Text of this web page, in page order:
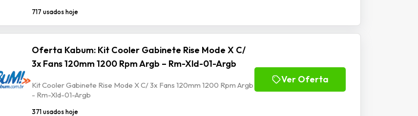
717 usados hoje
Oferta Kabum: Kit Cooler Gabinete Rise Mode X C/
3x Fans 120mm 1200 Rpm Argb – Rm-Xld-01-Argb
Kit Cooler Gabinete Rise Mode X C/ 3x Fans 120mm 1200 Rpm Argb
- Rm-Xld-01-Argb
371 usados hoje
Ver Oferta